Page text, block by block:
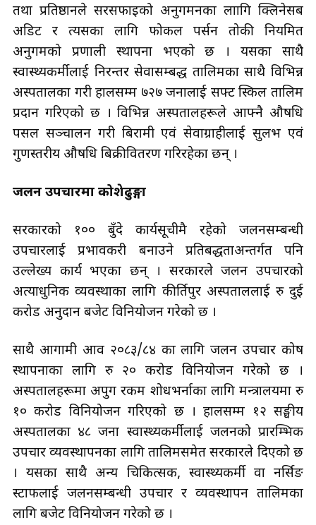
तथा प्रतिष्ठानले सरसफाइको अनुगमनका लाागि क्लिनेसब
अडिट र त्यसका लागि फोकल पर्सन तोकी नियमित
अनुगमको प्रणाली स्थापना भएको छ । यसका साथै
स्वास्थ्यकर्मीलाई निरन्तर सेवासम्बद्ध तालिमका साथै विभिन्न
अस्पतालका गरी हालसम्म ७२७ जनालाई सफ्ट स्किल तालिम
प्रदान गरिएको छ । विभिन्न अस्पतालहरूले आफ्नै औषधि
पसल सञ्चालन गरी बिरामी एवं सेवाग्राहीलाई सुलभ एवं
गुणस्तरीय औषधि बिक्रीवितरण गरिरहेका छन् ।
जलन उपचारमा कोशेढुङ्गा
सरकारको १०० बुँदे कार्यसूचीमै रहेको जलनसम्बन्धी
उपचारलाई प्रभावकरी बनाउने प्रतिबद्धताअन्तर्गत पनि
उल्लेख्य कार्य भएका छन् । सरकारले जलन उपचारको
अत्याधुनिक व्यवस्थाका लागि कीर्तिपुर अस्पताललाई रु दुई
करोड अनुदान बजेट विनियोजन गरेको छ ।
साथै आगामी आव २०८३/८४ का लागि जलन उपचार कोष
स्थापनाका लागि रु २० करोड विनियोजन गरेको छ ।
अस्पतालहरूमा अपुग रकम शोधभर्नाका लागि मन्त्रालयमा रु
१० करोड विनियोजन गरिएको छ । हालसम्म १२ सङ्घीय
अस्पतालका ४८ जना स्वास्थ्यकर्मीलाई जलनको प्रारम्भिक
उपचार व्यवस्थापनका लागि तालिमसमेत सरकारले दिएको छ
। यसका साथै अन्य चिकित्सक, स्वास्थ्यकर्मी वा नर्सिङ
स्टाफलाई जलनसम्बन्धी उपचार र व्यवस्थापन तालिमका
लागि बजेट विनियोजन गरेको छ ।